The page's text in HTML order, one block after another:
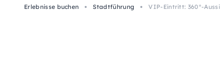
Erlebnisse buchen
Stadtführung VIP-Eintritt: 360°-